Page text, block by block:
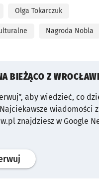
Olga Tokarczuk
Nagroda Nobla
BIEŻĄCO Z
aby wiedzieć, co
Najciekawsze wiadomości z
znajdziesz w Google
profil